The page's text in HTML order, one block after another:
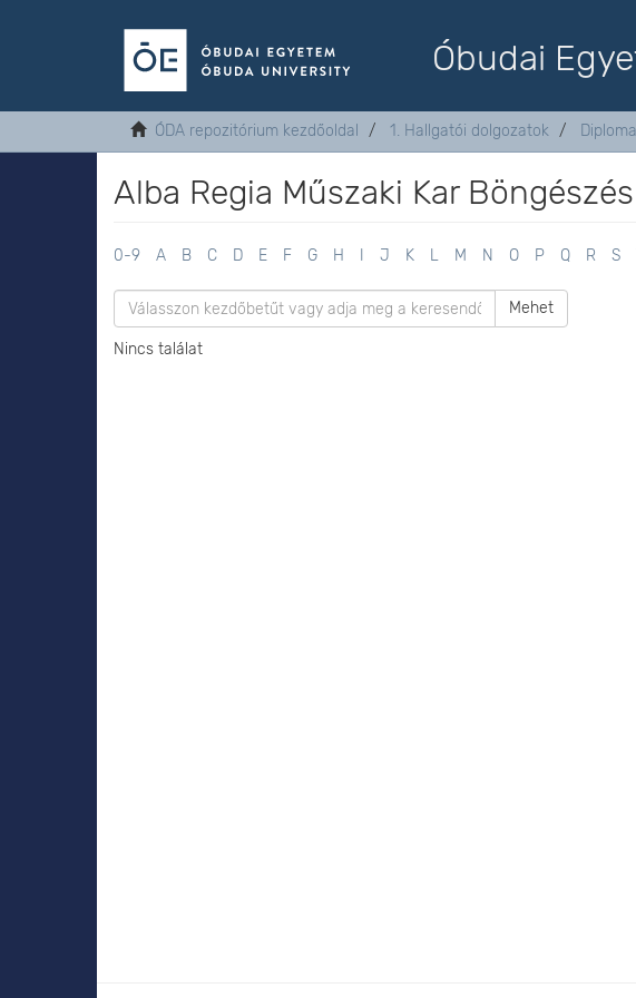
Óbudai
ÓDA repozitórium kezdőoldal 1. Hallgatói dolgozatok
Alba Regia Műszaki Kar
0-9 A B C D E F G H J K L M N O P Q R S
Mehet
Nincs találat